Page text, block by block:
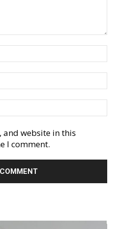
and website in this
I comment.